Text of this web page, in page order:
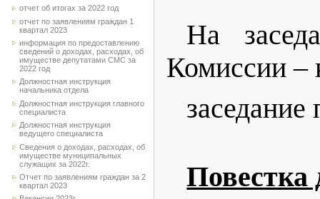
отчет об итогах за 2022 год
отчет по заявлениям граждан 1
квартал 2023
информация по предоставлению
сведений о доходах, расходах, об
имуществе депутатами СМС за
2022 год
Должностная инструкция
начальника отдела
Должностная инструкция главного
специалиста
Должностная инструкция
ведущего специалиста
Сведения о доходах, расходах, об
имуществе муниципальных
служащих за 2022г.
Отчет по заявлениям граждан за 2
квартал 2023
На
Комиссии –
Повестка